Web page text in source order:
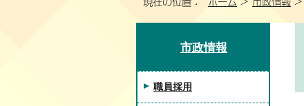
市政情報
職員採用